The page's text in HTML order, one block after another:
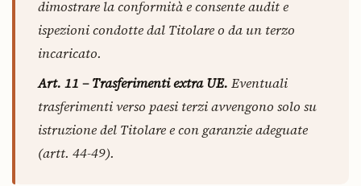
dimostrare la conformità e consente audit e
ispezioni condotte dal Titolare o da un terzo
incaricato.
Art. 11 – Trasferimenti extra UE. Eventuali
trasferimenti verso paesi terzi avvengono solo su
istruzione del Titolare e con garanzie adeguate
(artt. 44-49).